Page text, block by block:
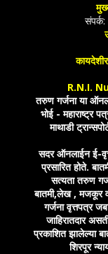
R.N.I.
तरुण गर्जना या
भोई - महाराष्ट्र
माथाडी
सदर ऑनलाईन ई-
प्रसारित होते.
सत्यता तरुण
बातमी,लेख , मजकूर व
गर्जना वृत्तपत्र
जाहिरातदार
प्रकाशित झालेल्या
शिरपूर